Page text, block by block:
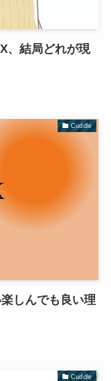
、結局どれが現
Cuddle
しんでも良い理
Cuddle